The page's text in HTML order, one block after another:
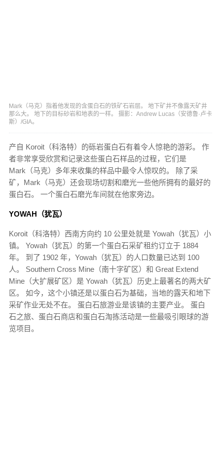
Mark（马克）指着他发现的含蛋白石的铁矿石岩层。 地下矿井不像露天矿井
那么大。 地下的目标砂岩和地表的一样。 摄影：Andrew Lucas（安德鲁·卢卡
斯）/GIA。
产自 Koroit（科洛特）的砾岩蛋白石有着令人惊艳的游彩。 作
者非常享受欣赏和记录这些蛋白石样品的过程，它们是
Mark（马克）多年来收集的样品中最令人惊叹的。 除了采
矿，Mark（马克）还会现场切割和磨光一些他所拥有的最好的
蛋白石。 一个蛋白石磨光车间就在他家旁边。
YOWAH（犹瓦）
Koroit（科洛特）西南方向约 10 公里处就是 Yowah（犹瓦）小
镇。 Yowah（犹瓦）的第一个蛋白石采矿租约订立于 1884
年。 到了 1902 年，Yowah（犹瓦）的人口数量已达到 100
人。 Southern Cross Mine（南十字矿区）和 Great Extend
Mine（大扩展矿区）是 Yowah（犹瓦）历史上最著名的两大矿
区。 如今，这个小镇还是以蛋白石为基础，当地的露天和地下
采矿作业无处不在。 蛋白石旅游业是该镇的主要产业。 蛋白
石之旅、蛋白石商店和蛋白石淘拣活动是一些最吸引眼球的游
览项目。